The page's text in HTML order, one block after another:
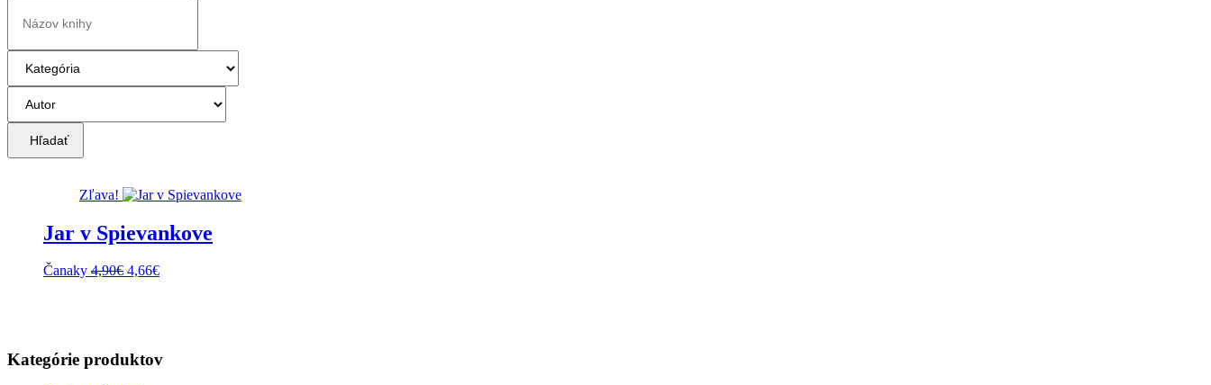
Hľadať
Zľava!
Jar v Spievankove
Čanaky 4,90€ Pôvodná
4,66€Aktuálna
Kategórie produktov